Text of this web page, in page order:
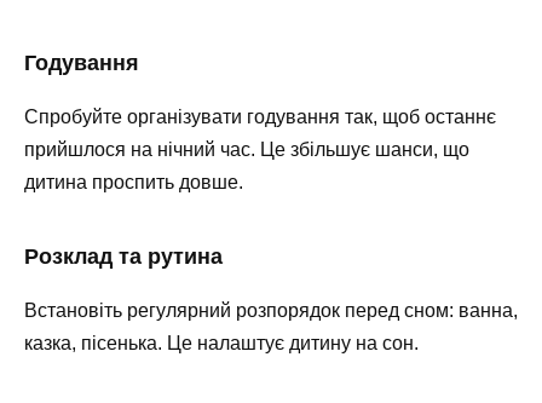
Годування
Спробуйте організувати годування так, щоб останнє
прийшлося на нічний час. Це збільшує шанси, що
дитина проспить довше.
Розклад та рутина
Встановіть регулярний розпорядок перед сном: ванна,
казка, пісенька. Це налаштує дитину на сон.